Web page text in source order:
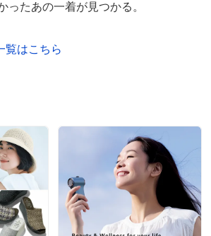
ったあの一着が見つかる。
覧はこちら